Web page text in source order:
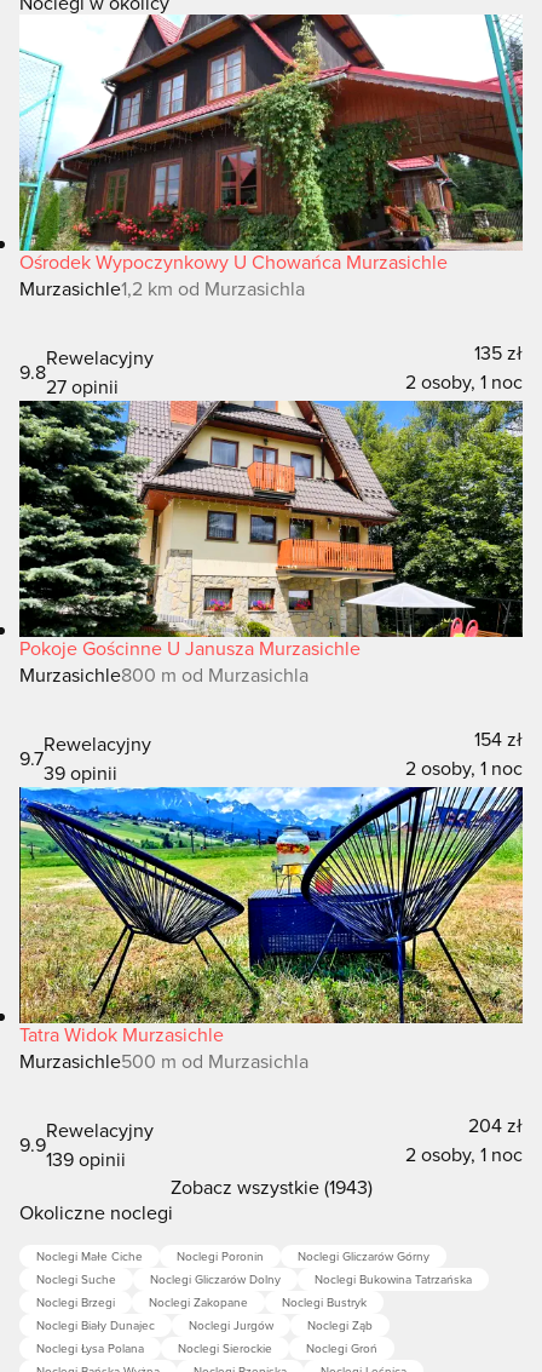
Ośrodek Wypoczynkowy U Chowańca Murzasichle
Murzasichle1,2 km od Murzasichla
9.8
Rewelacyjny
27 opinii
135 zł
2 osoby, 1 noc
Pokoje Gościnne U Janusza Murzasichle
Murzasichle800 m od Murzasichla
9.7
Rewelacyjny
39 opinii
154 zł
2 osoby, 1 noc
Tatra Widok Murzasichle
Murzasichle500 m od Murzasichla
9.9
Rewelacyjny
139 opinii
204 zł
2 osoby, 1 noc
Zobacz wszystkie (1943)
Okoliczne noclegi
Noclegi Małe Ciche Noclegi Poronin
Noclegi Gliczarów Górny
Noclegi Suche
Noclegi Gliczarów Dolny
Noclegi Bukowina Tatrzańska
Noclegi Brzegi
Noclegi Zakopane
Noclegi Bustryk
Noclegi Biały Dunajec
Noclegi Jurgów
Noclegi Ząb
Noclegi Łysa Polana
Noclegi Sierockie
Noclegi Groń